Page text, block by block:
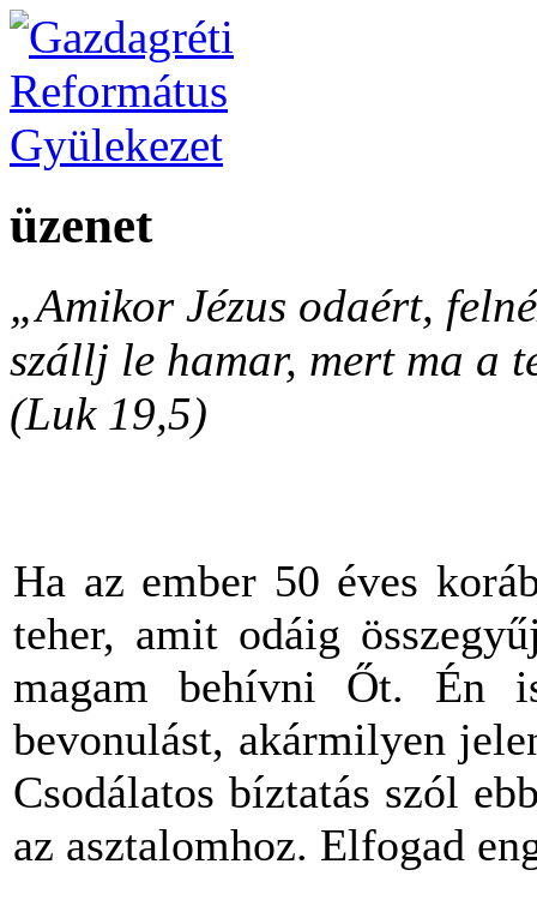
üzenet
„Amikor Jézus odaért,
szállj le hamar, mert ma a
(Luk 19,5)
Ha az ember 50 éves
teher, amit odáig
magam behívni Őt. Én
bevonulást, akármilyen
Csodálatos bíztatás szól
az asztalomhoz. Elfogad